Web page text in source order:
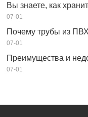
Вы знаете, как
07-01
Почему трубы из
07-01
07-01